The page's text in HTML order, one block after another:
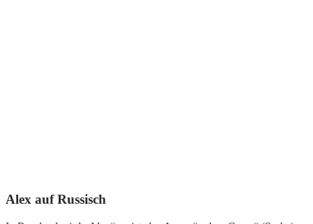
Alex auf Russisch